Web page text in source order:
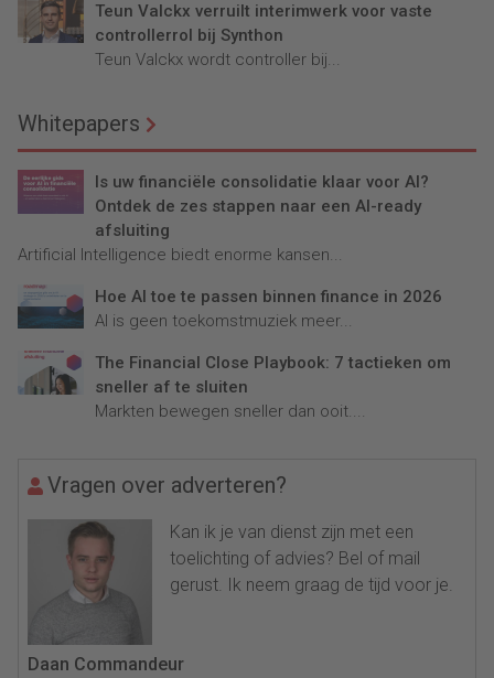
Teun Valckx verruilt interimwerk voor vaste
controllerrol bij Synthon
Teun Valckx wordt controller bij...
Whitepapers
Is uw financiële consolidatie klaar voor AI?
Ontdek de zes stappen naar een AI-ready
afsluiting
Artificial Intelligence biedt enorme kansen...
Hoe AI toe te passen binnen finance in 2026
AI is geen toekomstmuziek meer...
The Financial Close Playbook: 7 tactieken om
sneller af te sluiten
Markten bewegen sneller dan ooit....
Vragen over adverteren?
Kan ik je van dienst zijn met een
toelichting of advies? Bel of mail
gerust. Ik neem graag de tijd voor je.
Daan Commandeur